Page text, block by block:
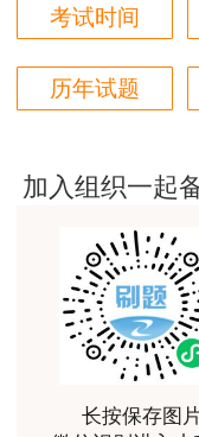
用户m6****66
非常美好
用户m6****68
用户m7****66
好好 好 好 好真好
用户Fa****56
认真听完，自己
用户xj****ra
课程课件设计完
考试时间
历年试题
加入组织一起
长按保存图